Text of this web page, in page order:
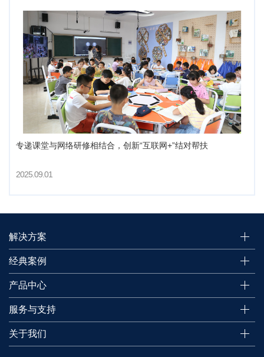
专递课堂与网络研修相结合，创新“互联网+”结对帮扶
2025.09.01
解决方案
经典案例
产品中心
服务与支持
关于我们